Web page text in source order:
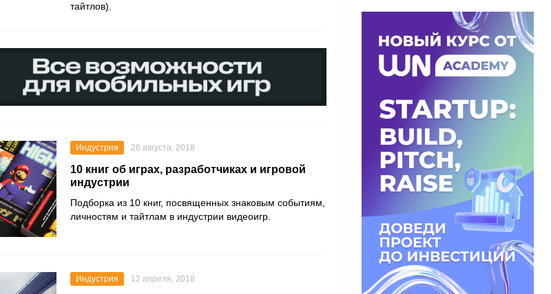
тайтлов).
Индустрия 28 августа, 2018
10 книг об играх, разработчиках и игровой
индустрии
Подборка из 10 книг, посвященных знаковым событиям,
личностям и тайтлам в индустрии видеоигр.
Индустрия 12 апреля, 2018